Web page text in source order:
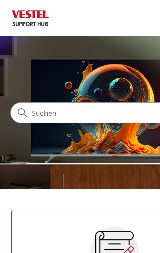
VESTEL Supporthub
Suche